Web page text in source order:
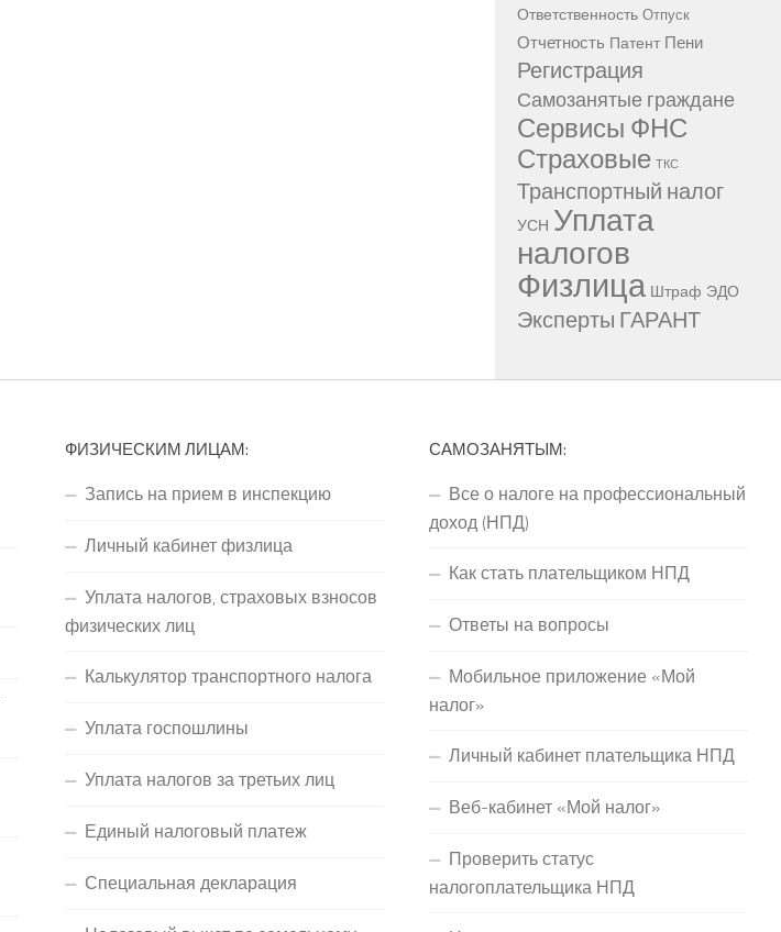
Ответственность Отпуск
Отчетность Патент Пени
Регистрация
Самозанятые граждане
Сервисы ФНС
Страховые ТКС
Транспортный налог
УСН Уплата
налогов
Физлица Штраф ЭДО
Эксперты ГАРАНТ
ФИЗИЧЕСКИМ ЛИЦАМ:
Запись на прием в инспекцию
Личный кабинет физлица
Уплата налогов, страховых взносов
физических лиц
Калькулятор транспортного налога
Уплата госпошлины
Уплата налогов за третьих лиц
Единый налоговый платеж
Специальная декларация
САМОЗАНЯТЫМ:
Все о налоге на профессиональный
доход (НПД)
Как стать плательщиком НПД
Ответы на вопросы
Мобильное приложение «Мой
налог»
Личный кабинет плательщика НПД
Веб-кабинет «Мой налог»
Проверить статус
налогоплательщика НПД